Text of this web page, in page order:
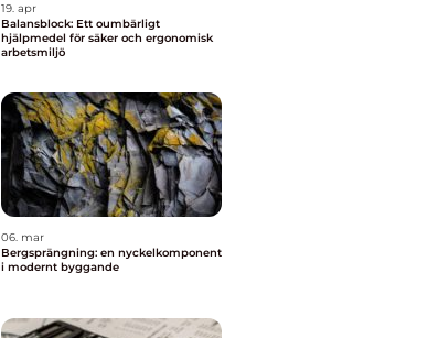
19. apr
Balansblock: Ett oumbärligt
hjälpmedel för säker och ergonomisk
arbetsmiljö
06. mar
Bergsprängning: en nyckelkomponent
i modernt byggande